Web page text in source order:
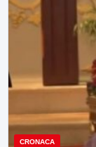
CRONACA